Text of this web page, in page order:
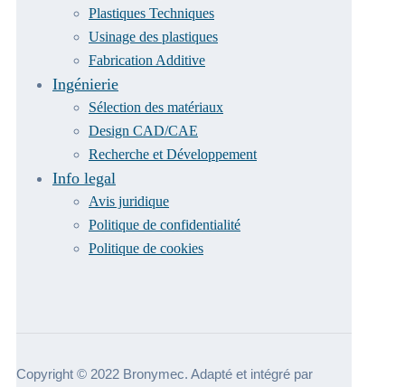
Plastiques Techniques
Usinage des plastiques
Fabrication Additive
Ingénierie
Sélection des matériaux
Design CAD/CAE
Recherche et Développement
Info legal
Avis juridique
Politique de confidentialité
Politique de cookies
Copyright © 2022 Bronymec. Adapté et intégré par